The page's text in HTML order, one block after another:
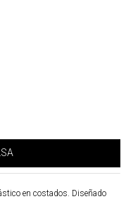
en costados. Diseñado